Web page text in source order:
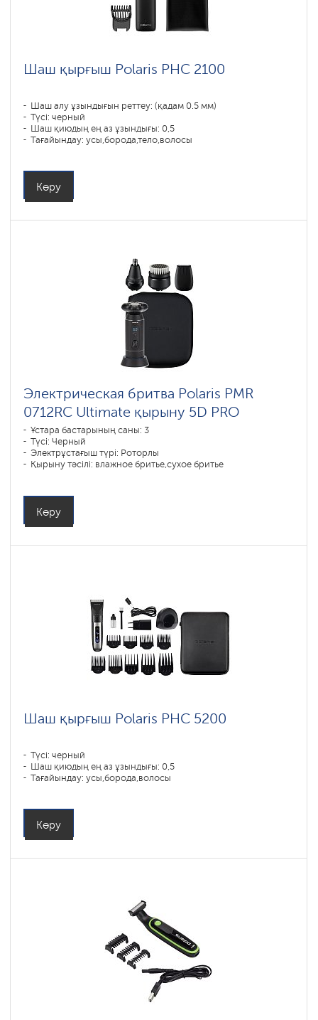
Шаш қырғыш Polaris PHC 2100
Шаш алу ұзындығын реттеу: (қадам 0.5 мм)
Түсі: черный
Шаш қиюдың ең аз ұзындығы: 0,5
Тағайындау: усы,борода,тело,волосы
Көру
Электрическая бритва Polaris PMR
0712RC Ultimate қырыну 5D PRO
Ұстара бастарының саны: 3
Түсі: Черный
Электрұстағыш түрі: Роторлы
Қырыну тәсілі: влажное бритье,сухое бритье
Көру
Шаш қырғыш Polaris PHC 5200
Түсі: черный
Шаш қиюдың ең аз ұзындығы: 0,5
Тағайындау: усы,борода,волосы
Көру